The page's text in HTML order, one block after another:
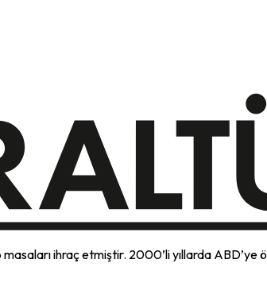
ihraç etmiştir. 2000’li yıllarda